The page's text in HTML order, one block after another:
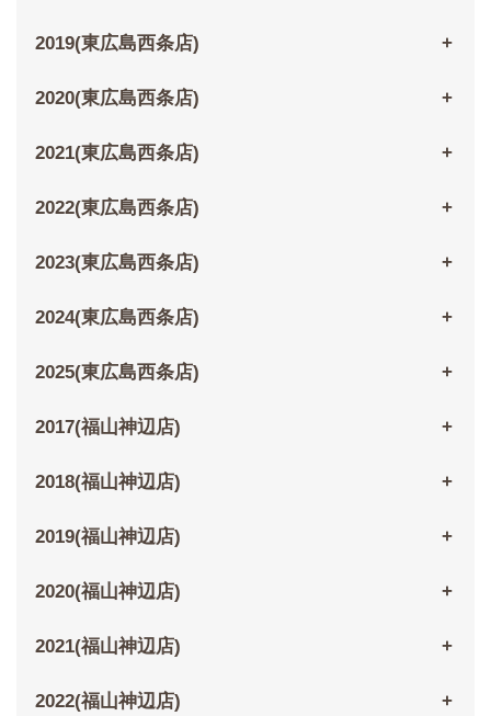
2019(東広島西条店)
2020(東広島西条店)
2021(東広島西条店)
2022(東広島西条店)
2023(東広島西条店)
2024(東広島西条店)
2025(東広島西条店)
2017(福山神辺店)
2018(福山神辺店)
2019(福山神辺店)
2020(福山神辺店)
2021(福山神辺店)
2022(福山神辺店)